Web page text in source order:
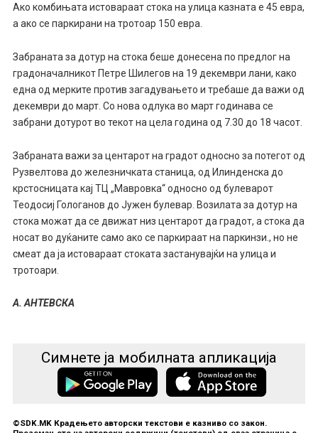
Ако комбињата истовараат стока на улица казната е 45 евра,
а ако се паркирани на тротоар 150 евра.
Забраната за дотур на стока беше донесена по предлог на
градоначалникот Петре Шилегов на 19 декември лани, како
една од мерките против загадувањето и требаше да важи од
декември до март. Со нова одлука во март годинава се
забрани дотурот во текот на цела година од 7.30 до 18 часот.
Забраната важи за центарот на градот односно за потегот од
Рузвелтова до железничката станица, од Илинденска до
крстосницата кај ТЦ „Мавровка“ односно од булеварот
Теодосиј Гологанов до Јужен булевар. Возилата за дотур на
стока можат да се движат низ центарот да градот, а стока да
носат во дуќаните само ако се паркираат на паркинзи., но не
смеат да ја истовараат стоката застанувајќи на улица и
тротоари.
А. АНТЕВСКА
Симнете ја мобилната апликација
©SDK.MK Крадењето авторски текстови е казниво со закон.